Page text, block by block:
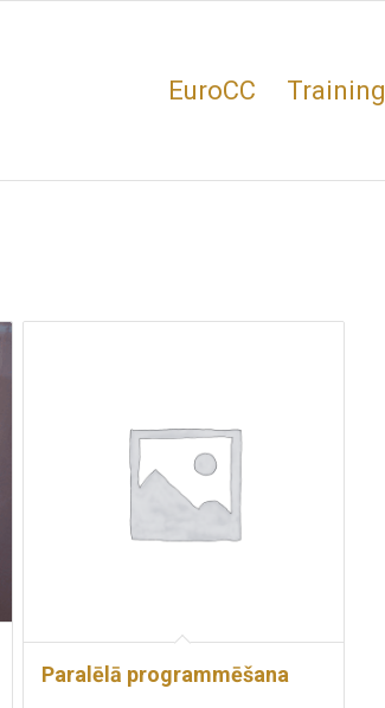
EuroCC Training
Paralēlā programmēšana